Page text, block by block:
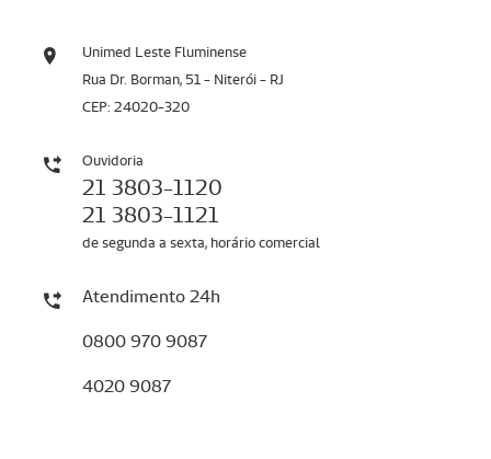
Unimed Leste Fluminense
Rua Dr. Borman, 51 - Niterói - RJ
CEP: 24020-320
Ouvidoria
21 3803-1120
21 3803-1121
de segunda a sexta, horário comercial
Atendimento 24h
0800 970 9087
4020 9087